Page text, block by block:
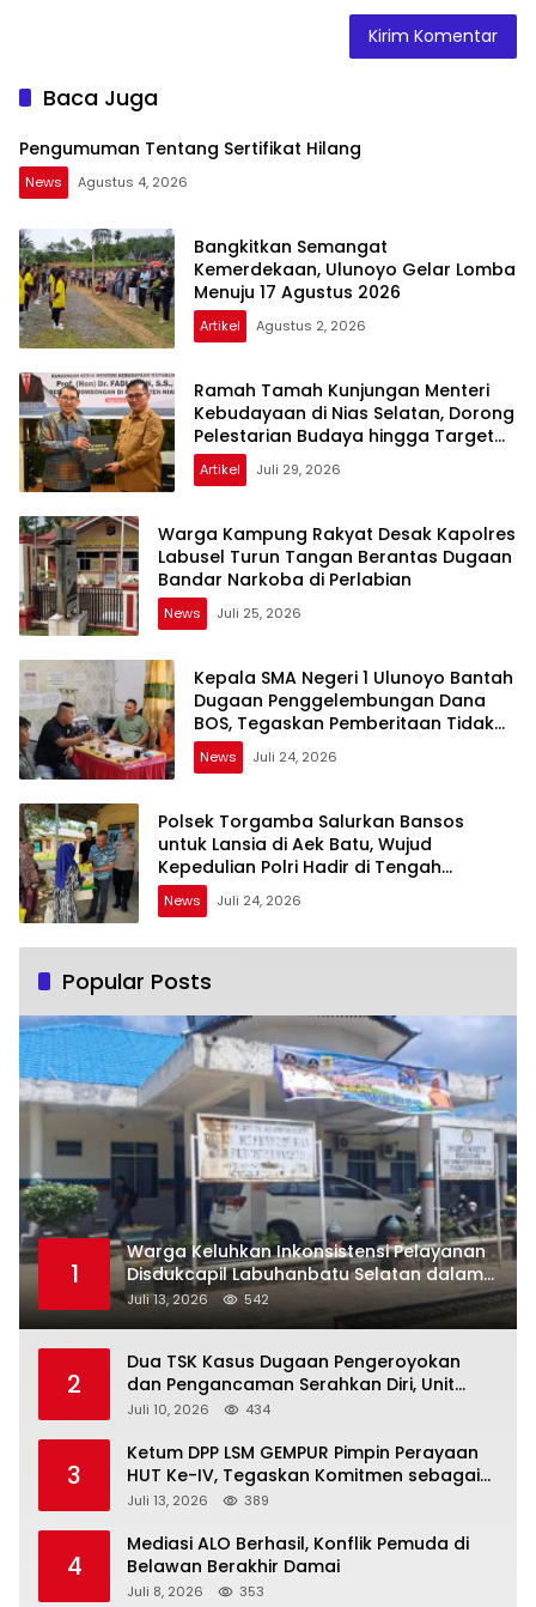
Baca Juga
Pengumuman Tentang Sertifikat Hilang
News Agustus 4, 2026
Bangkitkan Semangat
Kemerdekaan, Ulunoyo Gelar Lomba
Menuju 17 Agustus 2026
Artikel Agustus 2, 2026
Ramah Tamah Kunjungan Menteri
Kebudayaan di Nias Selatan, Dorong
Pelestarian Budaya hingga Target
UNESCO
Artikel Juli 29, 2026
Warga Kampung Rakyat Desak Kapolres
Labusel Turun Tangan Berantas Dugaan
Bandar Narkoba di Perlabian
News Juli 25, 2026
Kepala SMA Negeri 1 Ulunoyo Bantah
Dugaan Penggelembungan Dana
BOS, Tegaskan Pemberitaan Tidak
Benar
News Juli 24, 2026
Polsek Torgamba Salurkan Bansos
untuk Lansia di Aek Batu, Wujud
Kepedulian Polri Hadir di Tengah
Masyarakat
News Juli 24, 2026
Popular Posts
1
Warga Keluhkan Inkonsistensi Pelayanan
Disdukcapil Labuhanbatu Selatan dalam
Pengurusan KK Rusak
Juli 13, 2026 542
2
Dua TSK Kasus Dugaan Pengeroyokan
dan Pengancaman Serahkan Diri, Unit
Reskrim Polsek Lolowau Tuntaskan
Juli 10, 2026 434
3
Ketum DPP LSM GEMPUR Pimpin Perayaan
HUT Ke-IV, Tegaskan Komitmen sebagai
Mitra Pemerintah dan Corong Aspirasi
Juli 13, 2026 389
4
Mediasi ALO Berhasil, Konflik Pemuda di
Belawan Berakhir Damai
Juli 8, 2026 353